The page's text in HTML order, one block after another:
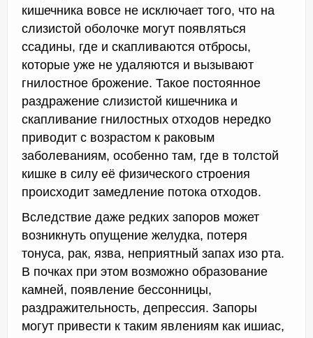
кишечника вовсе не исключает того, что на
слизистой оболочке могут появляться
ссадины, где и скапливаются отбросы,
которые уже не удаляются и вызывают
гнилостное брожение. Такое постоянное
раздражение слизистой кишечника и
скапливание гнилостных отходов нередко
приводит с возрастом к раковым
заболеваниям, особенно там, где в толстой
кишке в силу её физического строения
происходит замедление потока отходов.
Вследствие даже редких запоров может
возникнуть опущение желудка, потеря
тонуса, рак, язва, неприятный запах изо рта.
В почках при этом возможно образование
камней, появление бессонницы,
раздражительность, депрессия. Запоры
могут привести к таким явлениям как ишиас,